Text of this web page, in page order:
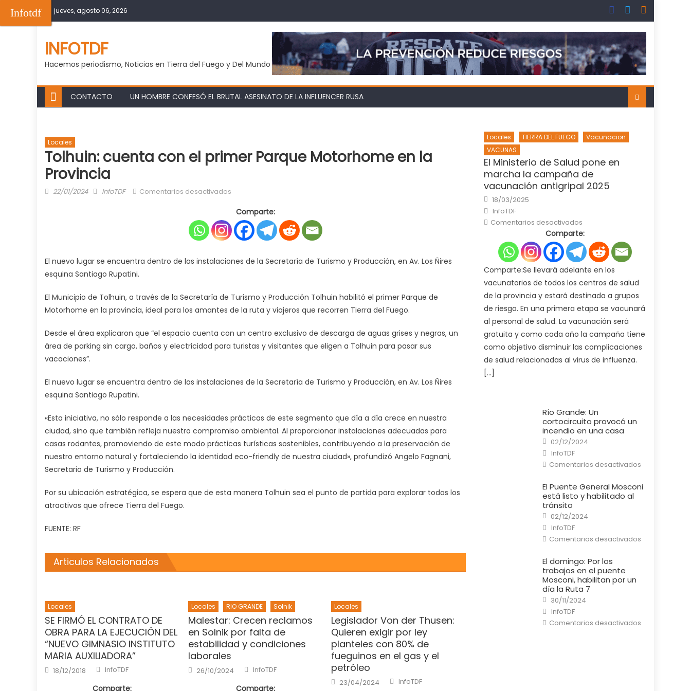
to
jueves, agosto 06, 2026
INFOTDF
Hacemos periodismo, Noticias en Tierra del Fuego y Del Mundo
CONTACTO UN HOMBRE CONFESÓ EL BRUTAL ASESINATO DE LA INFLUENCER RUSA
Locales
Tolhuin: cuenta con el primer Parque Motorhome en la
Provincia
Posted
22/01/2024 Author
InfoTDF Comentarios desactivados
cuenta
con
el
Parque
la
Provincia
Comparte:
El nuevo lugar se encuentra dentro de las instalaciones de la Secretaría de Turismo y Producción, en Av. Los Ñires
esquina Santiago Rupatini.
El Municipio de Tolhuin, a través de la Secretaría de Turismo y Producción Tolhuin habilitó el primer Parque de
Motorhome en la provincia, ideal para los amantes de la ruta y viajeros que recorren Tierra del Fuego.
Desde el área explicaron que “el espacio cuenta con un centro exclusivo de descarga de aguas grises y negras, un
área de parking sin cargo, baños y electricidad para turistas y visitantes que eligen a Tolhuin para pasar sus
vacaciones”.
El nuevo lugar se encuentra dentro de las instalaciones de la Secretaría de Turismo y Producción, en Av. Los Ñires
esquina Santiago Rupatini.
«Esta iniciativa, no sólo responde a las necesidades prácticas de este segmento que día a día crece en nuestra
ciudad, sino que también refleja nuestro compromiso ambiental. Al proporcionar instalaciones adecuadas para
casas rodantes, promoviendo de este modo prácticas turísticas sostenibles, contribuyendo a la preservación de
nuestro entorno natural y fortaleciendo la identidad eco-friendly de nuestra ciudad», profundizó Angelo Fagnani,
Secretario de Turismo y Producción.
Por su ubicación estratégica, se espera que de esta manera Tolhuin sea el punto de partida para explorar todos los
atractivos que ofrece Tierra del Fuego.
FUENTE: RF
Articulos Relacionados
Locales
SE FIRMÓ EL CONTRATO DE
OBRA PARA LA EJECUCIÓN DEL
“NUEVO GIMNASIO INSTITUTO
MARIA AUXILIADORA”
Posted
on
18/12/2018 Author
InfoTDF
Comparte:
Locales RIO GRANDE Solnik
Malestar: Crecen reclamos
en Solnik por falta de
estabilidad y condiciones
laborales
Posted
on
26/10/2024 Author
InfoTDF
Comparte:
Locales
Legislador Von der Thusen:
Quieren exigir por ley
planteles con 80% de
fueguinos en el gas y el
petróleo
Posted
on
23/04/2024 Author
InfoTDF
Locales TIERRA DEL FUEGO
Vacunacion
VACUNAS
El Ministerio de Salud pone en
marcha la campaña de
vacunación antigripal 2025
Posted
on
18/03/2025
Author
InfoTDF
Comentarios desactivados
Ministerio
Salud
pone
en
marcha
la
campaña
de
vacunación
antigripal
2025
Comparte:
Comparte:Se llevará adelante en los
vacunatorios de todos los centros de salud
de la provincia y estará destinada a grupos
de riesgo. En una primera etapa se vacunará
al personal de salud. La vacunación será
gratuita y como cada año la campaña tiene
como objetivo disminuir las complicaciones
de salud relacionadas al virus de influenza.
[…]
Río Grande: Un
cortocircuito provocó un
incendio en una casa
Posted
on
02/12/2024
Author
InfoTDF
Comentarios desactivadosen
Río
Un
cortocircuito
El Puente General Mosconi
está listo y habilitado al
tránsito
Posted
on
02/12/2024
Author
InfoTDF
Comentarios desactivadosen
El
El domingo: Por los
trabajos en el puente
Mosconi, habilitan por un
día la Ruta 7
Posted
on
30/11/2024
Author
InfoTDF
Comentarios desactivadosen
El
Infotdf